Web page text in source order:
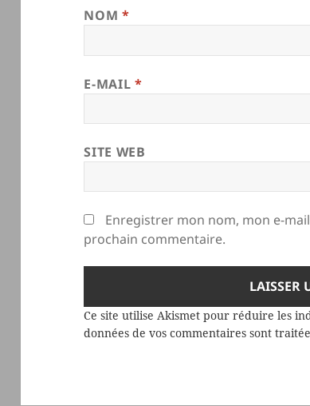
NOM *
E-MAIL *
SITE WEB
Enregistrer mon nom, mon e-
prochain commentaire.
Ce site utilise Akismet pour réduire les
données de vos commentaires sont